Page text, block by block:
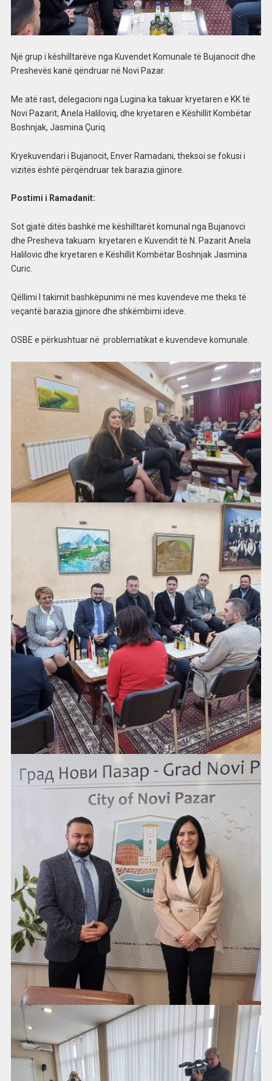
Një grup i këshilltarëve nga Kuvendet Komunale të Bujanocit dhe
Preshevës kanë qëndruar në Novi Pazar.
Me atë rast, delegacioni nga Lugina ka takuar kryetaren e KK të
Novi Pazarit, Anela Haliloviq, dhe kryetaren e Këshillit Kombëtar
Boshnjak, Jasmina Çuriq.
Kryekuvendari i Bujanocit, Enver Ramadani, theksoi se fokusi i
vizitës është përqëndruar tek barazia gjinore.
Postimi i Ramadanit:
Sot gjatë ditës bashkë me këshilltarët komunal nga Bujanovci
dhe Presheva takuam kryetaren e Kuvendit të N. Pazarit Anela
Halilovic dhe kryetaren e Këshillit Kombëtar Boshnjak Jasmina
Curic.
Qëllimi I takimit bashkëpunimi në mes kuvendeve me theks të
veçantë barazia gjinore dhe shkëmbimi ideve.
OSBE e përkushtuar në problematikat e kuvendeve komunale.